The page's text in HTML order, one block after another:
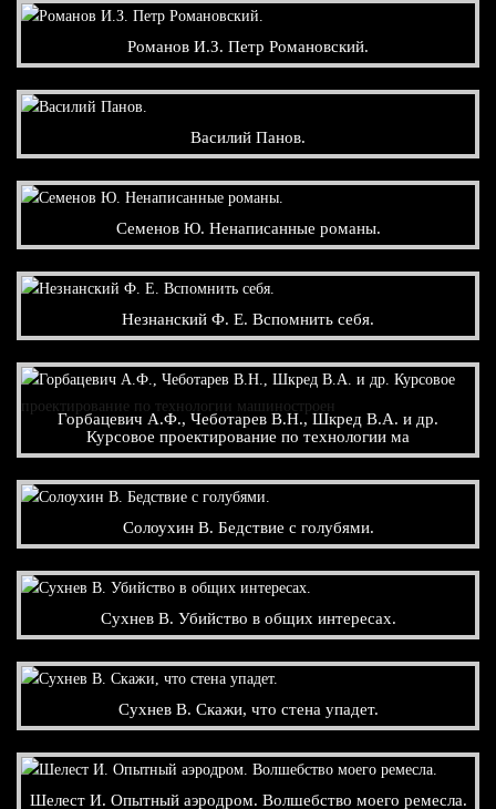
Романов И.З. Петр Романовский.
Василий Панов.
Семенов Ю. Ненаписанные романы.
Незнанский Ф. Е. Вспомнить себя.
Горбацевич А.Ф., Чеботарев В.Н., Шкред В.А. и др.
Курсовое проектирование по технологии ма
Солоухин В. Бедствие с голубями.
Сухнев В. Убийство в общих интересах.
Сухнев В. Скажи, что стена упадет.
Шелест И. Опытный аэродром. Волшебство моего ремесла.